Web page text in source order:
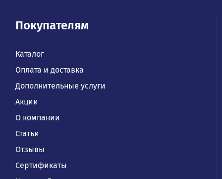
Покупателям
Каталог
Оплата и доставка
Дополнительные услуги
Акции
О компании
Статьи
Отзывы
Сертификаты